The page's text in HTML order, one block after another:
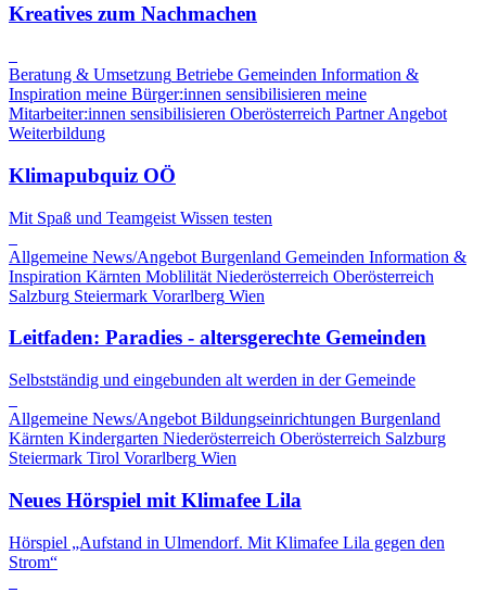
Kreatives zum Nachmachen
Beratung & Umsetzung Betriebe Gemeinden Information &
Inspiration meine Bürger:innen sensibilisieren meine
Mitarbeiter:innen sensibilisieren Oberösterreich Partner Angebot
Weiterbildung
Klimapubquiz OÖ
Mit Spaß und Teamgeist Wissen testen
Allgemeine News/Angebot Burgenland Gemeinden Information &
Inspiration Kärnten Moblilität Niederösterreich Oberösterreich
Salzburg Steiermark Vorarlberg Wien
Leitfaden: Paradies - altersgerechte Gemeinden
Selbstständig und eingebunden alt werden in der Gemeinde
Allgemeine News/Angebot Bildungseinrichtungen Burgenland
Kärnten Kindergarten Niederösterreich Oberösterreich Salzburg
Steiermark Tirol Vorarlberg Wien
Neues Hörspiel mit Klimafee Lila
Hörspiel „Aufstand in Ulmendorf. Mit Klimafee Lila gegen den
Strom“